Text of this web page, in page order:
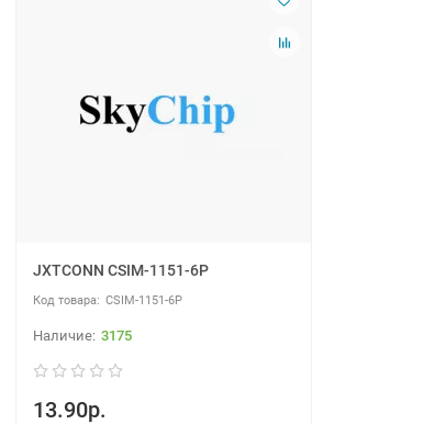
JXTCONN CSIM-1151-6P
CSIM-1151-6P
3175
13.90р.